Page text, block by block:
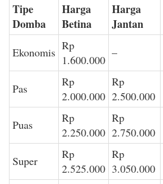
Tipe
Domba
Harga
Betina
Harga
Jantan
Ekonomis Rp
1.600.000
–
Pas
Rp
2.000.000
Rp
2.500.000
Puas
Rp
2.250.000
Rp
2.750.000
Super
Rp
2.525.000
Rp
3.050.000